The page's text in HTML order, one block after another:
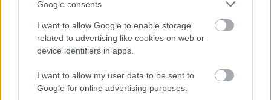
Google consents
I want to allow Google to enable storage
related to advertising like cookies on web or
device identifiers in apps.
I want to allow my user data to be sent to
Google for online advertising purposes.
მათი მომრგვალებული ფოთლები ქმნის
მცენარეულობის სქელ, ხალიჩის მსგავს ფენას,
რომელიც შორს არის გადაჭიმული. ფოთლები
გამოიყურება მკვეთრი და ოდნავ პრიალა,
სადაც მზის სხივები აირეკლება მათ
ზედაპირებზე, რაც ხაზს უსვამს მათ აყვავებულ
ზრდას და სიცოცხლისუნარიანობას.